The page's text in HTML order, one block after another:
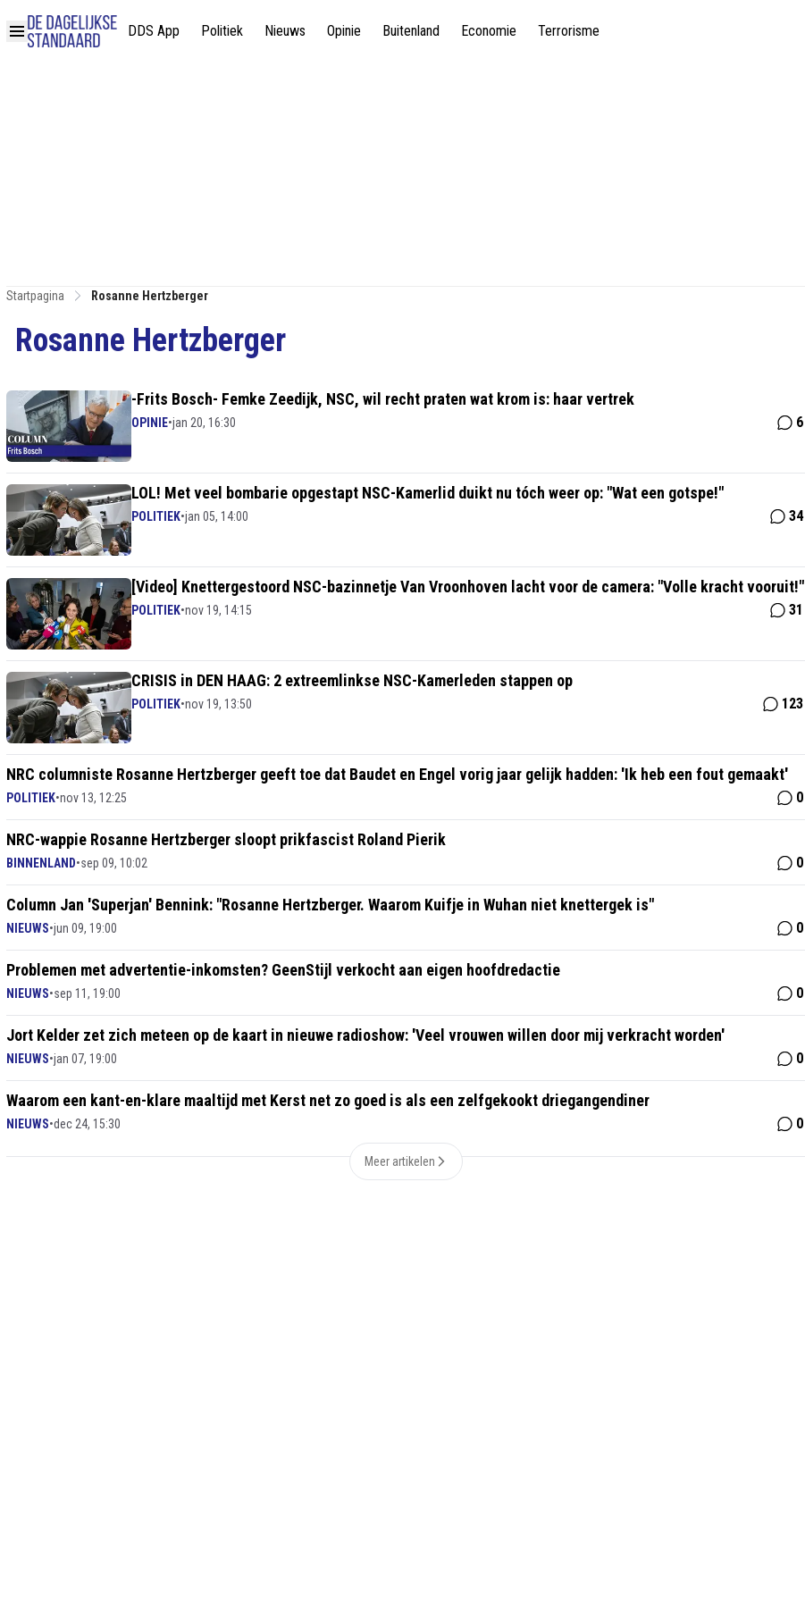
DDS App Politiek Nieuws Opinie Buitenland Economie Terrorisme
Startpagina Rosanne Hertzberger
Rosanne Hertzberger
-Frits Bosch- Femke Zeedijk, NSC, wil recht praten wat krom is: haar vertrek
OPINIE•jan 20, 16:30 6
LOL! Met veel bombarie opgestapt NSC-Kamerlid duikt nu tóch weer op: "Wat een gotspe!"
POLITIEK•jan 05, 14:00 34
[Video] Knettergestoord NSC-bazinnetje Van Vroonhoven lacht voor de camera: "Volle kracht vooruit!"
POLITIEK•nov 19, 14:15 31
CRISIS in DEN HAAG: 2 extreemlinkse NSC-Kamerleden stappen op
POLITIEK•nov 19, 13:50 123
NRC columniste Rosanne Hertzberger geeft toe dat Baudet en Engel vorig jaar gelijk hadden: 'Ik heb een fout gemaakt'
POLITIEK•nov 13, 12:25 0
NRC-wappie Rosanne Hertzberger sloopt prikfascist Roland Pierik
BINNENLAND•sep 09, 10:02 0
Column Jan 'Superjan' Bennink: "Rosanne Hertzberger. Waarom Kuifje in Wuhan niet knettergek is"
NIEUWS•jun 09, 19:00 0
Problemen met advertentie-inkomsten? GeenStijl verkocht aan eigen hoofdredactie
NIEUWS•sep 11, 19:00 0
Jort Kelder zet zich meteen op de kaart in nieuwe radioshow: 'Veel vrouwen willen door mij verkracht worden'
NIEUWS•jan 07, 19:00 0
Waarom een kant-en-klare maaltijd met Kerst net zo goed is als een zelfgekookt driegangendiner
NIEUWS•dec 24, 15:30 0
Meer artikelen